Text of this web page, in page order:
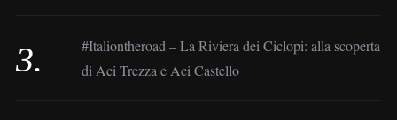
#Italiontheroad – La Riviera dei Ciclopi: alla scoperta
di Aci Trezza e Aci Castello